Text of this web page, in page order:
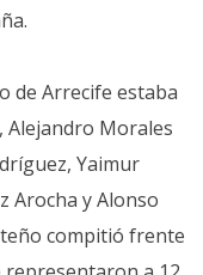
de Arrecife estaba
Alejandro Morales
Yaimur
Arocha y Alonso
compitió frente